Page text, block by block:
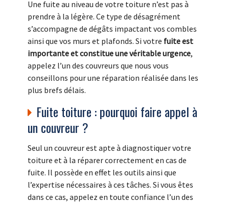
Une fuite au niveau de votre toiture n’est pas à
prendre à la légère. Ce type de désagrément
s’accompagne de dégâts impactant vos combles
ainsi que vos murs et plafonds. Si votre fuite est
importante et constitue une véritable urgence,
appelez l’un des couvreurs que nous vous
conseillons pour une réparation réalisée dans les
plus brefs délais.
Fuite toiture : pourquoi faire appel à
un couvreur ?
Seul un couvreur est apte à diagnostiquer votre
toiture et à la réparer correctement en cas de
fuite. Il possède en effet les outils ainsi que
l’expertise nécessaires à ces tâches. Si vous êtes
dans ce cas, appelez en toute confiance l’un des